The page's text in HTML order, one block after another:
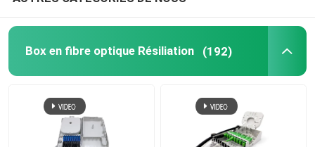
Connecteur Installable de champ
FTTH Drop Cable
Panneau de fibre optique
Fermeture optique d'épissure de fibre
Box en fibre optique Résiliation (192)